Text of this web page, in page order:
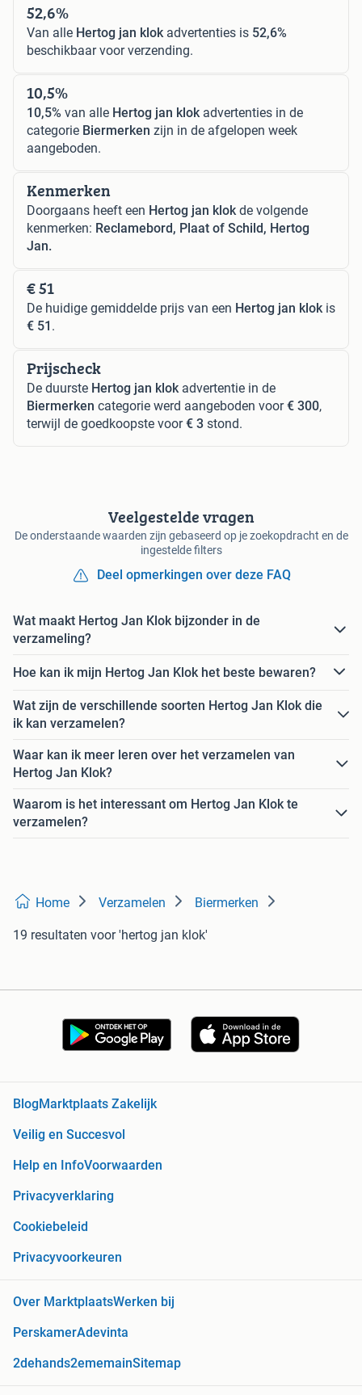
52,6%
Van alle Hertog jan klokadvertenties is 52,6%
beschikbaar voor verzending.
10,5%
10,5% van alle Hertog jan klokadvertenties in de
categorie Biermerken zijn in de afgelopen week
aangeboden.
Kenmerken
Doorgaans heeft een Hertog jan klokde volgende
kenmerken: Reclamebord, Plaat of Schild, Hertog
Jan.
€ 51
De huidige gemiddelde prijs van een Hertog jan klokis
€ 51 .
Prijscheck
De duurste Hertog jan klokadvertentie in de
Biermerken categorie werd aangeboden voor€ 300,
terwijl de goedkoopste voor€ 3 stond.
Veelgestelde vragen
De onderstaande waarden zijn gebaseerd op je zoekopdracht en de
ingestelde filters
Deel opmerkingen over deze FAQ
Wat maakt Hertog Jan Klok bijzonder in de
verzameling?
Hoe kan ik mijn Hertog Jan Klok het beste bewaren?
Wat zijn de verschillende soorten Hertog Jan Klok die
ik kan verzamelen?
Waar kan ik meer leren over het verzamelen van
Hertog Jan Klok?
Waarom is het interessant om Hertog Jan Klok te
verzamelen?
Home Verzamelen Biermerken
19 resultaten voor 'hertog jan klok'
Blog Marktplaats Zakelijk
Veilig en Succesvol
Help en InfoVoorwaarden
Privacyverklaring
Cookiebeleid
Privacyvoorkeuren
Over MarktplaatsWerken bij
PerskamerAdevinta
2dehands2ememainSitemap